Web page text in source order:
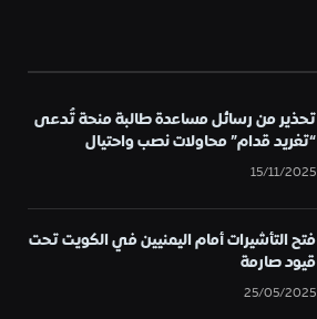
تحذير من رسائل مساعدة طالبة منحة تُدعى
“تغريد قدام” محاولات نصب واحتيال
15/11/2025
فتح التأشيرات أمام اليمنيين في الكويت تحت
قيود صارمة
25/05/2025